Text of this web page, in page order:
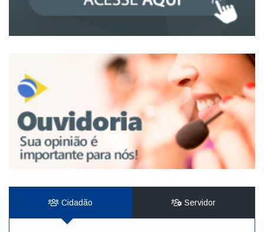
Cidadão Servidor